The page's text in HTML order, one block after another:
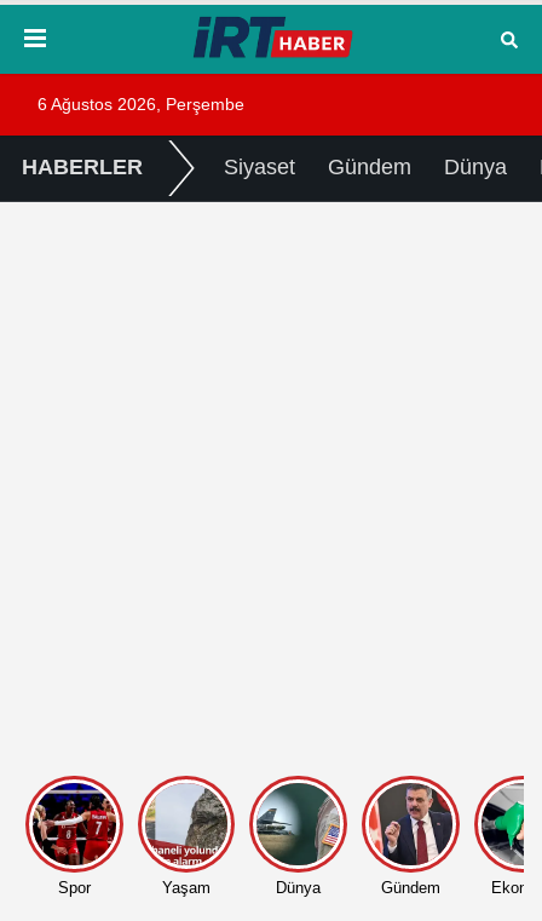
6 Ağustos 2026, Perşembe
HABERLER Siyaset Gündem Dünya
Spor Yaşam Dünya Gündem